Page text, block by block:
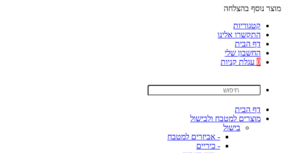
מוצר נוסף בהצלחה
קטגוריות
התקשרו אלינו
דף הבית
החשבון שלי
0 עגלת קניות
דף הבית
מוצרים למטבח ולבישול
בישול
- אביזרים למטבח
- כיריים